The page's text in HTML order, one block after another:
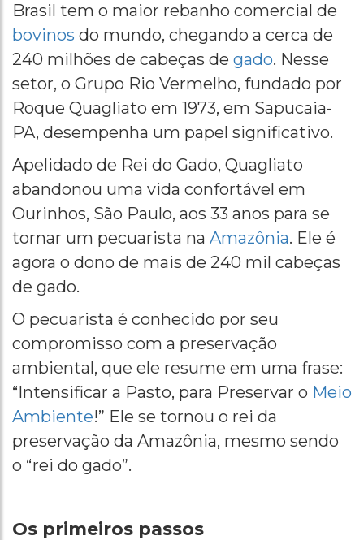
Brasil tem o maior rebanho comercial de
bovinos do mundo, chegando a cerca de
240 milhões de cabeças de gado. Nesse
setor, o Grupo Rio Vermelho, fundado por
Roque Quagliato em 1973, em Sapucaia-
PA, desempenha um papel significativo.
Apelidado de Rei do Gado, Quagliato
abandonou uma vida confortável em
Ourinhos, São Paulo, aos 33 anos para se
tornar um pecuarista na Amazônia. Ele é
agora o dono de mais de 240 mil cabeças
de gado.
O pecuarista é conhecido por seu
compromisso com a preservação
ambiental, que ele resume em uma frase:
“Intensificar a Pasto, para Preservar o Meio
Ambiente!” Ele se tornou o rei da
preservação da Amazônia, mesmo sendo
o “rei do gado”.
Os primeiros passos